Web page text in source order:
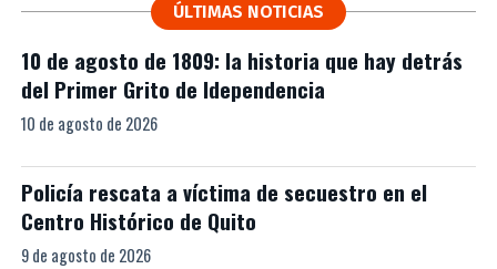
ÚLTIMAS NOTICIAS
10 de agosto de 1809: la historia que hay detrás
del Primer Grito de Idependencia
10 de agosto de 2026
Policía rescata a víctima de secuestro en el
Centro Histórico de Quito
9 de agosto de 2026